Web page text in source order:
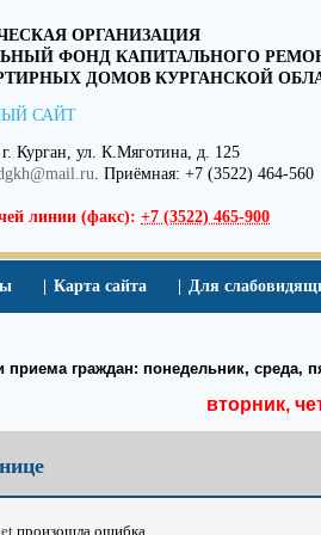
ОРГАНИЗАЦИЯ
ФОНД КАПИТАЛЬНОГО
ДОМОВ КУРГАНСКОЙ
САЙТ
Курган, ул. К.Мяготина, д. 125
. Приёмная: +7 (3522) 464-560
линии (факс): +7 (3522) 465-900
Карта сайта Для
приема граждан: понедельник, среда,
вторник,
произошла ошибка.